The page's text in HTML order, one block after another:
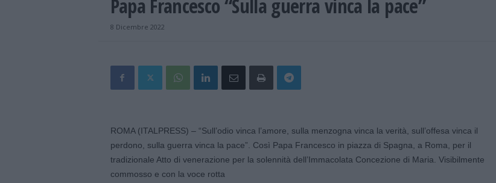
Papa Francesco “Sulla guerra vinca la pace”
8 Dicembre 2022
ROMA (ITALPRESS) – “Sull’odio vinca l’amore, sulla menzogna vinca la verità, sull’offesa vinca il
perdono, sulla guerra vinca la pace”. Così Papa Francesco in piazza di Spagna, a Roma, per il
tradizionale Atto di venerazione per la solennità dell’Immacolata Concezione di Maria. Visibilmente
commosso e con la voce rotta